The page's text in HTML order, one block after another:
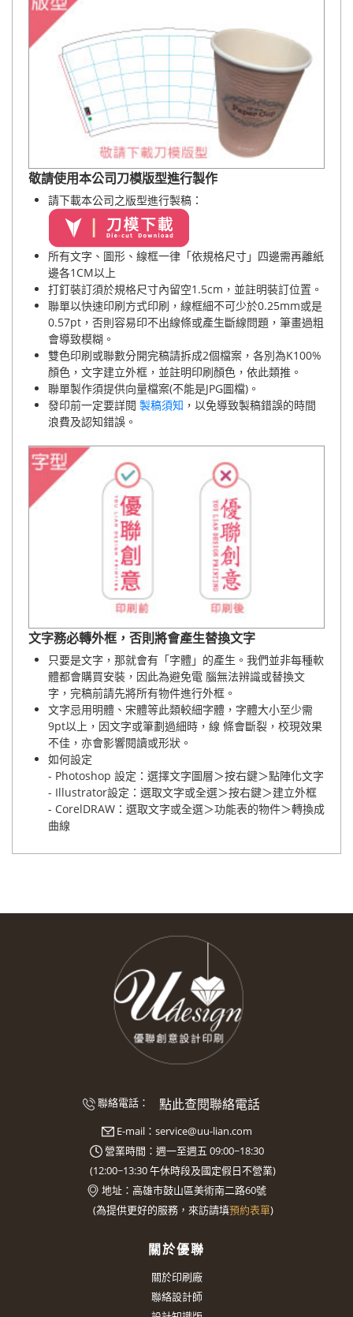
敬請使用本公司刀模版型進行製作
請下載本公司之版型進行製稿：
所有文字、圖形、線框一律「依規格尺寸」四邊需再離紙
邊各1CM以上
打釘裝訂須於規格尺寸內留空1.5cm，並註明裝訂位置。
聯單以快速印刷方式印刷，線框細不可少於0.25mm或是
0.57pt，否則容易印不出線條或產生斷線問題，筆畫過粗
會導致模糊。
雙色印刷或聯數分開完稿請拆成2個檔案，各別為K100%
顏色，文字建立外框，並註明印刷顏色，依此類推。
聯單製作須提供向量檔案(不能是JPG圖檔)。
發印前一定要詳閱 製稿須知 ，以免導致製稿錯誤的時間
浪費及認知錯誤。
文字務必轉外框，否則將會產生替換文字
只要是文字，那就會有「字體」的產生。我們並非每種軟
體都會購買安裝，因此為避免電 腦無法辨識或替換文
字，完稿前請先將所有物件進行外框。
文字忌用明體、宋體等此類較細字體，字體大小至少需
9pt以上，因文字或筆劃過細時，線 條會斷裂，校現效果
不佳，亦會影響閱讀或形狀。
如何設定
- Photoshop 設定：選擇文字圖層＞按右鍵＞點陣化文字
- Illustrator設定：選取文字或全選＞按右鍵＞建立外框
- CorelDRAW：選取文字或全選＞功能表的物件＞轉換成
曲線
聯絡電話： 點此查閱聯絡電話
E-mail： service@uu-lian.com
營業時間：週一至週五 09:00~18:30
(12:00~13:30午休時段及國定假日不營業)
地址： 高雄市鼓山區美術南二路60號
(為提供更好的服務，來訪請填預約表單)
關於優聯
關於印刷廠
聯絡設計師